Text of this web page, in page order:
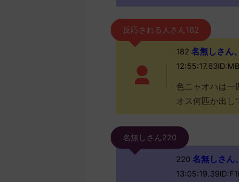
反応される人さん182
182 名無しさん
色ニャオハは一
オス何匹か出し
名無しさん220
220 名無しさん